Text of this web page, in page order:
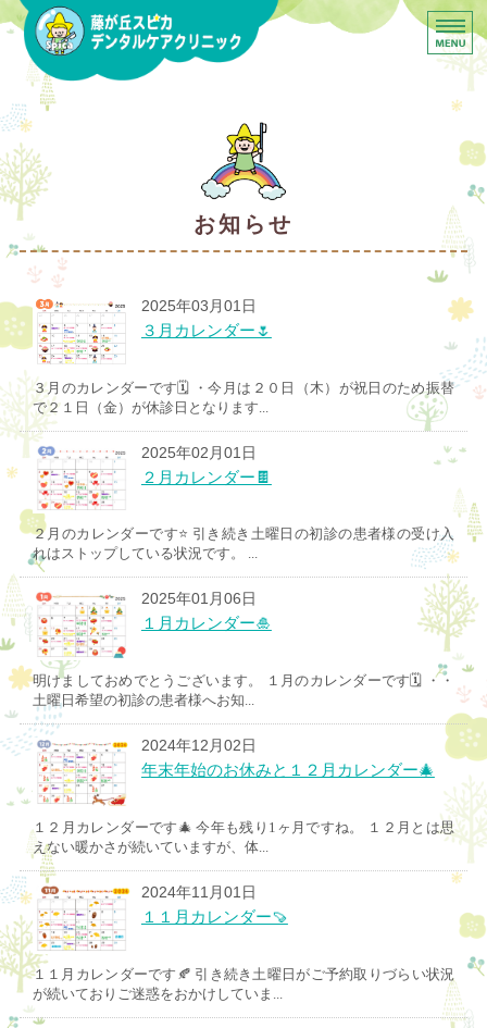
横浜市青葉区 藤が丘ス
ホーム
はじめての方へ
予防定期管理とは
スタッフ紹介•採用情報
院内設備
お知らせ
2025年03月01日
３月カレンダー🌷
３月のカレンダーです🗓️ ・今月は２０日（木）が祝日のため振替
で２１日（金）が休診日となります...
2025年02月01日
２月カレンダー🍫
２月のカレンダーです⭐️ 引き続き土曜日の初診の患者様の受け入
れはストップしている状況です。 ...
2025年01月06日
１月カレンダー🎍
明けましておめでとうございます。 １月のカレンダーです🗓️ ・・
土曜日希望の初診の患者様へお知...
2024年12月02日
年末年始のお休みと１２月カレンダー🎄
１２月カレンダーです🎄 今年も残り1ヶ月ですね。 １２月とは思
えない暖かさが続いていますが、体...
2024年11月01日
１１月カレンダー🍠
１１月カレンダーです🍂 引き続き土曜日がご予約取りづらい状況
が続いておりご迷惑をおかけしていま...